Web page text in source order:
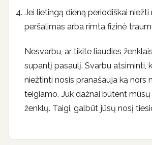
Jei lietingą dieną periodiškai
peršalimas arba rimta fizinė
Nesvarbu, ar tikite liaudies
supantį pasaulį. Svarbu atsiminti,
niežtinti nosis pranašauja ką nors
teigiamo. Juk dažnai būtent
ženklų. Taigi, galbūt jūsų nosį